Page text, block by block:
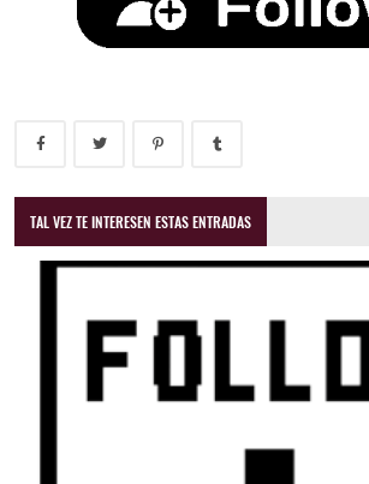
TAL VEZ TE INTERESEN ESTAS ENTRADAS